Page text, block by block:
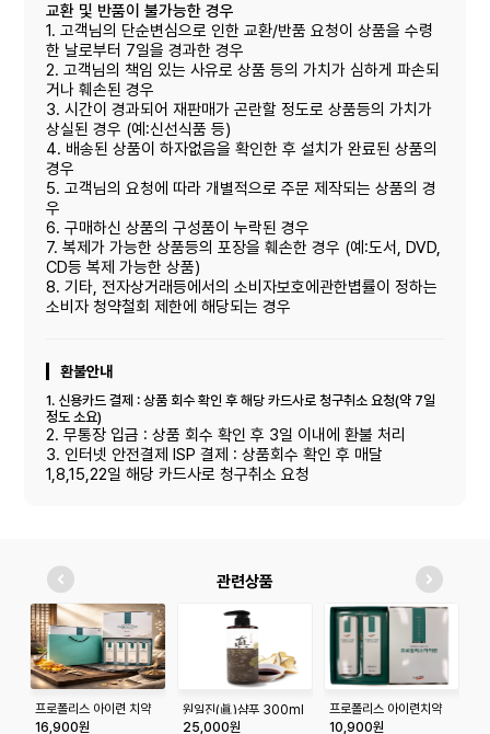
교환 및 반품이 불가능한 경우
1. 고객님의 단순변심으로 인한 교환/반품 요청이 상품을 수령
한 날로부터 7일을 경과한 경우
2. 고객님의 책임 있는 사유로 상품 등의 가치가 심하게 파손되
거나 훼손된 경우
3. 시간이 경과되어 재판매가 곤란할 정도로 상품등의 가치가
상실된 경우 (예:신선식품 등)
4. 배송된 상품이 하자없음을 확인한 후 설치가 완료된 상품의
경우
5. 고객님의 요청에 따라 개별적으로 주문 제작되는 상품의 경
우
6. 구매하신 상품의 구성품이 누락된 경우
7. 복제가 가능한 상품등의 포장을 훼손한 경우 (예:도서, DVD,
CD등 복제 가능한 상품)
8. 기타, 전자상거래등에서의 소비자보호에관한볍률이 정하는
소비자 청약철회 제한에 해당되는 경우
환불안내
1. 신용카드 결제 : 상품 회수 확인 후 해당 카드사로 청구취소 요청(약 7일
정도 소요)
2. 무통장 입금 : 상품 회수 확인 후 3일 이내에 환불 처리
3. 인터넷 안전결제 ISP 결제 : 상품회수 확인 후 매달
1,8,15,22일 해당 카드사로 청구취소 요청
관련상품
프로폴리스 아이련 치약
세트(180g×4개입)
16,900원
원일진(眞)샴푸 300ml
25,000원
프로폴리스 아이련치약
180g*2p 세트
10,900원